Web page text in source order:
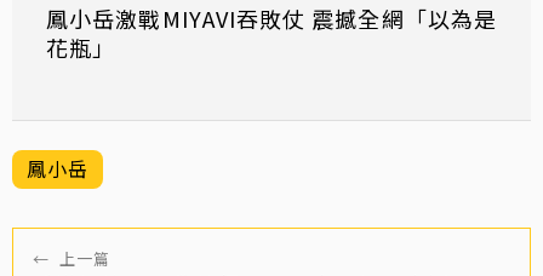
鳳小岳激戰MIYAVI吞敗仗 震撼全網「以為是
花瓶」
鳳小岳
← 上一篇